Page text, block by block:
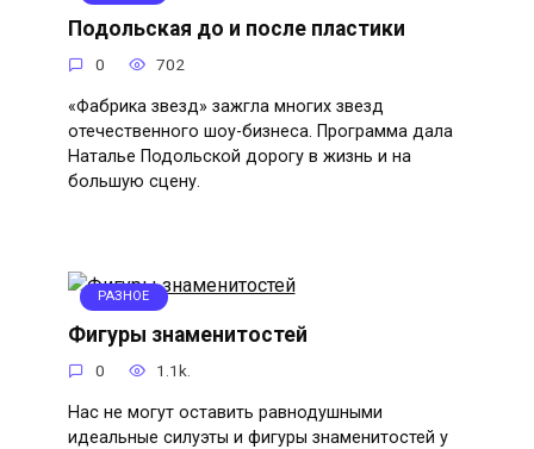
Подольская до и после пластики
0 702
«Фабрика звезд» зажгла многих звезд
отечественного шоу-бизнеса. Программа дала
Наталье Подольской дорогу в жизнь и на
большую сцену.
РАЗНОЕ
Фигуры знаменитостей
0 1.1k.
Нас не могут оставить равнодушными
идеальные силуэты и фигуры знаменитостей у